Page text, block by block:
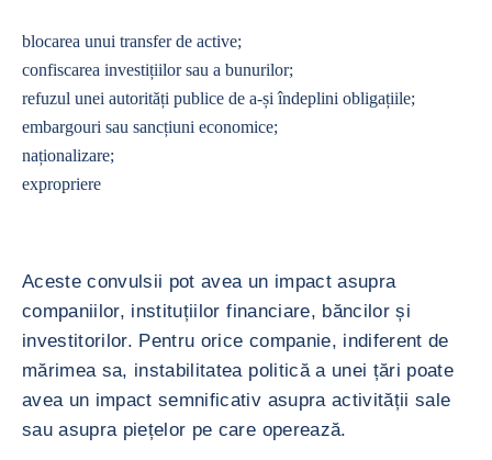
blocarea unui transfer de active;
confiscarea investițiilor sau a bunurilor;
refuzul unei autorități publice de a-și îndeplini obligațiile;
embargouri sau sancțiuni economice;
naționalizare;
expropriere
Aceste convulsii pot avea un impact asupra
companiilor, instituțiilor financiare, băncilor și
investitorilor. Pentru orice companie, indiferent de
mărimea sa, instabilitatea politică a unei țări poate
avea un impact semnificativ asupra activității sale
sau asupra piețelor pe care operează.